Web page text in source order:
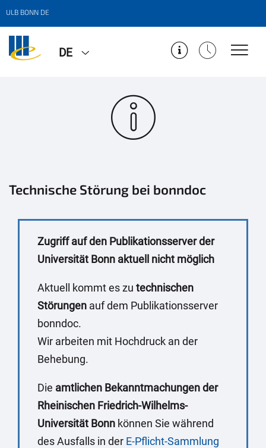
ULB BONN DE
DE
Technische Störung bei bonndoc
Zugriff auf den Publikationsserver der
Universität Bonn aktuell nicht möglich
Aktuell kommt es zu technischen
Störungen auf dem Publikationsserver
bonndoc.
Wir arbeiten mit Hochdruck an der
Behebung.
Die amtlichen Bekanntmachungen der
Rheinischen Friedrich-Wilhelms-
Universität Bonn können Sie während
des Ausfalls in der E-Pflicht-Sammlung